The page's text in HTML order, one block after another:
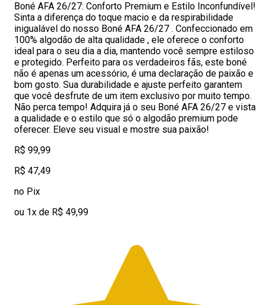
Boné AFA 26/27: Conforto Premium e Estilo Inconfundível!
Sinta a diferença do toque macio e da respirabilidade
inigualável do nosso Boné AFA 26/27 . Confeccionado em
100% algodão de alta qualidade , ele oferece o conforto
ideal para o seu dia a dia, mantendo você sempre estiloso
e protegido. Perfeito para os verdadeiros fãs, este boné
não é apenas um acessório, é uma declaração de paixão e
bom gosto. Sua durabilidade e ajuste perfeito garantem
que você desfrute de um item exclusivo por muito tempo.
Não perca tempo! Adquira já o seu Boné AFA 26/27 e vista
a qualidade e o estilo que só o algodão premium pode
oferecer. Eleve seu visual e mostre sua paixão!
R$ 99,99
R$ 47,49
no Pix
ou 1x de R$ 49,99